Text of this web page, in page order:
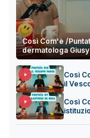
Così Com'è /
dermatologa
Così
il
Così